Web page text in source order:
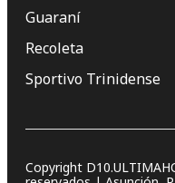
Guaraní
Recoleta
Sportivo Trinidense
Copyright